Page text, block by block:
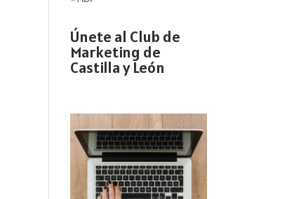
Únete al Club de
Marketing de
Castilla y León